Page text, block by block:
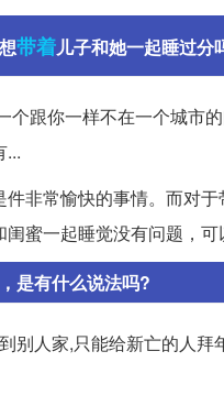
带着儿子和她一起睡过分
个跟你一样不在一个城市
...
非常愉快的事情。而对
蜜一起睡觉没有问题，
是有什么说法吗?
别人家,只能给新亡的人